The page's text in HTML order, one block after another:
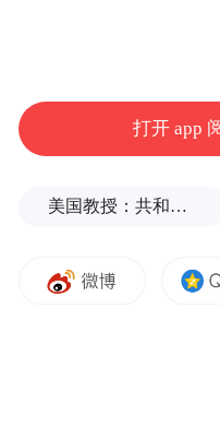
打开 app
美国教授：共和党中期选举本是逆风局，没想到对手烂成“神助攻”